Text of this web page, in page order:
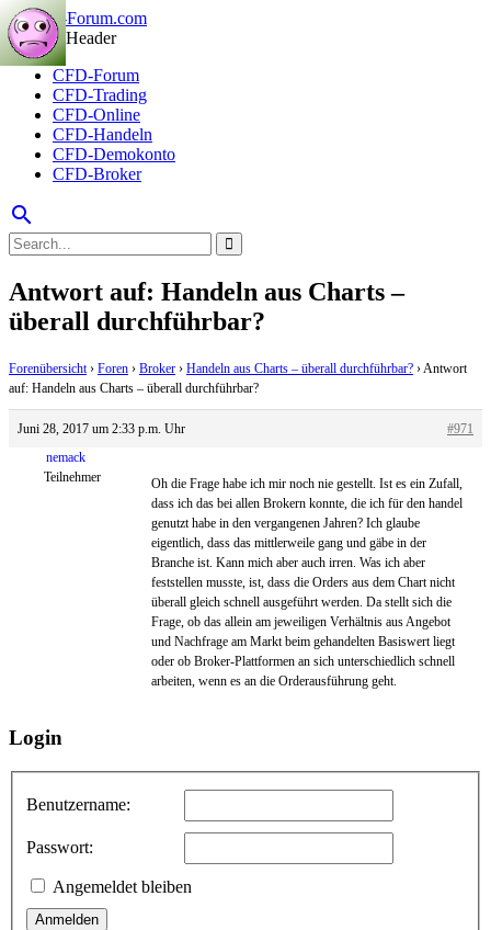
CFD-Forum
CFD-Trading
CFD-Online
CFD-Handeln
CFD-Demokonto
CFD-Broker
search
Antwort auf: Handeln aus Charts –
überall durchführbar?
Forenübersicht › Foren › Broker › Handeln aus Charts – überall durchführbar? ›Antwort
auf: Handeln aus Charts – überall durchführbar?
Juni 28, 2017 um 2:33 p.m. Uhr
#971
nemack
Teilnehmer
Oh die Frage habe ich mir noch nie gestellt. Ist es ein Zufall,
dass ich das bei allen Brokern konnte, die ich für den handel
genutzt habe in den vergangenen Jahren? Ich glaube
eigentlich, dass das mittlerweile gang und gäbe in der
Branche ist. Kann mich aber auch irren. Was ich aber
feststellen musste, ist, dass die Orders aus dem Chart nicht
überall gleich schnell ausgeführt werden. Da stellt sich die
Frage, ob das allein am jeweiligen Verhältnis aus Angebot
und Nachfrage am Markt beim gehandelten Basiswert liegt
oder ob Broker-Plattformen an sich unterschiedlich schnell
arbeiten, wenn es an die Orderausführung geht.
Login
Benutzername:
Passwort:
Angemeldet bleiben
Anmelden